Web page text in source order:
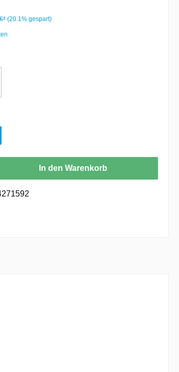
(20.1% gespart)
In den Warenkorb